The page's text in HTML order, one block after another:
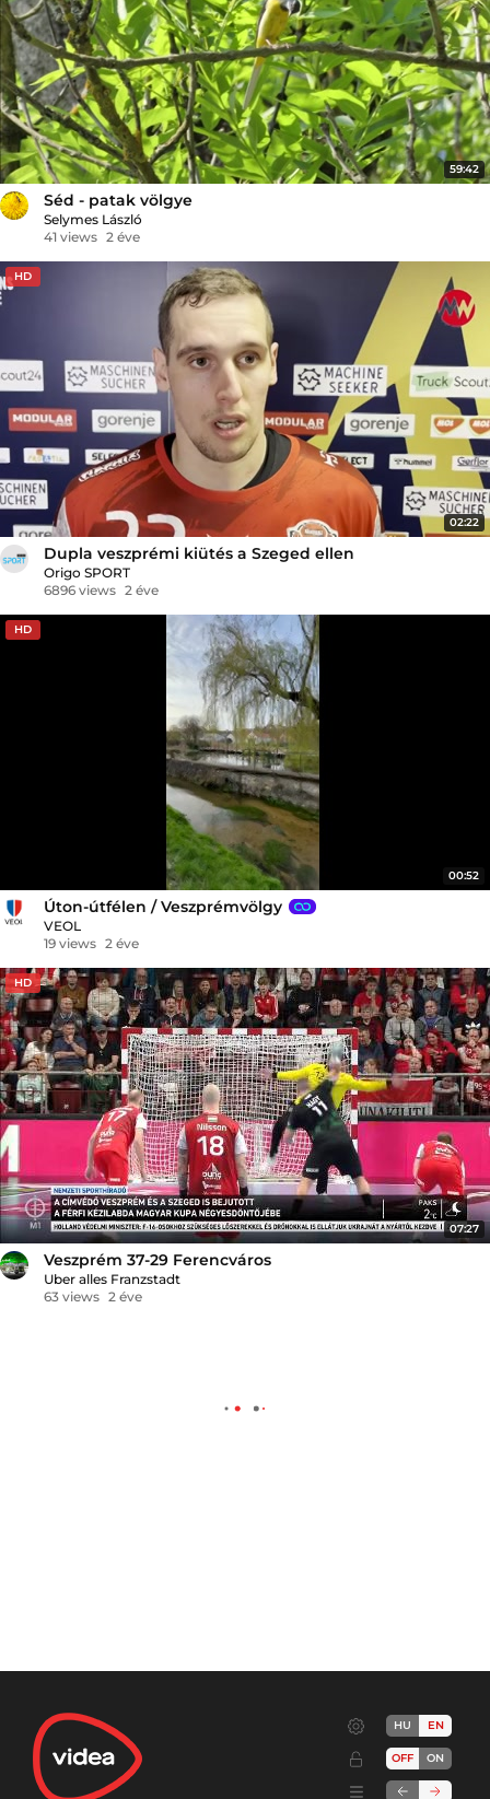
59:42
Séd - patak völgye
Selymes László
41 views 2 éve
HD
02:22
Dupla veszprémi kiütés a Szeged ellen
Origo SPORT
6896 views 2 éve
HD
00:52
Úton-útfélen / Veszprémvölgy
VEOL
19 views 2 éve
HD
07:27
Veszprém 37-29 Ferencváros
Uber alles Franzstadt
63 views 2 éve
HU EN
OFF ON